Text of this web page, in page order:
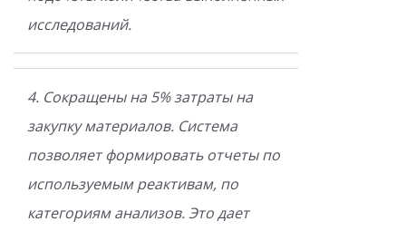
исследований.
4. Сокращены на 5% затраты на
закупку материалов. Система
позволяет формировать отчеты по
используемым реактивам, по
категориям анализов. Это дает